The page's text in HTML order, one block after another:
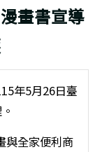
畫書宣導
年5月26日臺
與全家便利商